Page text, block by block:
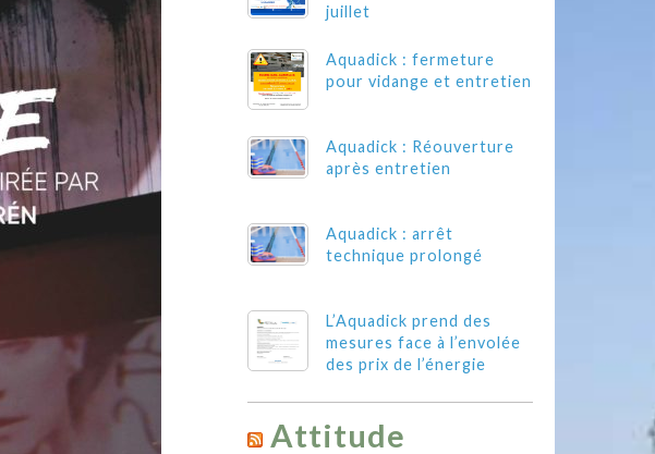
juillet
Aquadick : fermeture
pour vidange et entretien
Aquadick : Réouverture
après entretien
Aquadick : arrêt
technique prolongé
L’Aquadick prend des
mesures face à l’envolée
des prix de l’énergie
Attitude